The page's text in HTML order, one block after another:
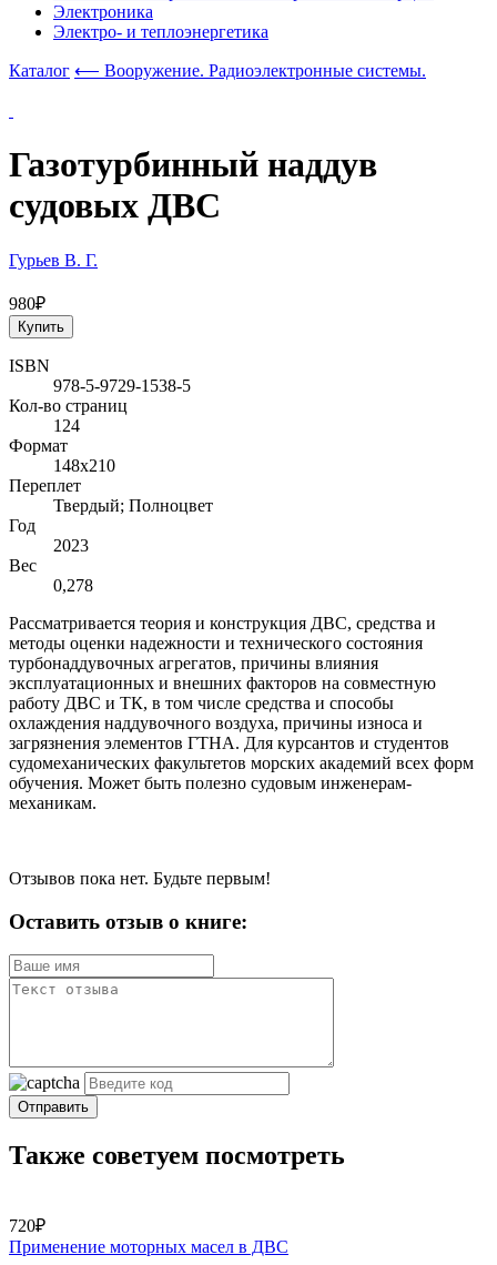
Электроника
Электро- и теплоэнергетика
Каталог ⟵ Вооружение. Радиоэлектронные системы.
Газотурбинный наддув
судовых ДВС
Гурьев В. Г.
980₽
Купить
ISBN
978-5-9729-1538-5
Кол-во страниц
124
Формат
148х210
Переплет
Твердый; Полноцвет
Год
2023
Вес
0,278
Рассматривается теория и конструкция ДВС, средства и
методы оценки надежности и технического состояния
турбонаддувочных агрегатов, причины влияния
эксплуатационных и внешних факторов на совместную
работу ДВС и ТК, в том числе средства и способы
охлаждения наддувочного воздуха, причины износа и
загрязнения элементов ГТНА. Для курсантов и студентов
судомеханических факультетов морских академий всех форм
обучения. Может быть полезно судовым инженерам-
механикам.
Отзывов пока нет. Будьте первым!
Оставить отзыв о книге:
Отправить
Также советуем посмотреть
720₽
Применение моторных масел в ДВС